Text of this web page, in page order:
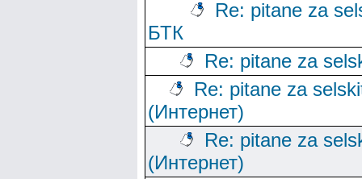
Re: pitane za
БТК
Re: pitane za
Re: pitane za
(Интернет)
Re: pitane za
(Интернет)